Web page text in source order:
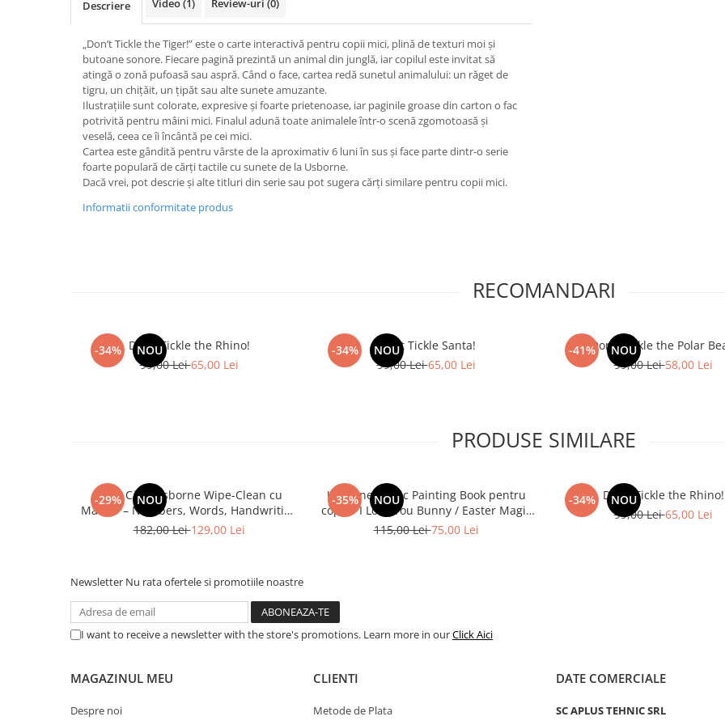
Descriere Video(1) Review-uri (0)
„Don’t Tickle the Tiger!” este o carte interactivă pentru copii mici, plină de texturi moi și
butoane sonore. Fiecare pagină prezintă un animal din junglă, iar copilul este invitat să
atingă o zonă pufoasă sau aspră. Când o face, cartea redă sunetul animalului: un răget de
tigru, un chițăit, un țipăt sau alte sunete amuzante.
Ilustrațiile sunt colorate, expresive și foarte prietenoase, iar paginile groase din carton o fac
potrivită pentru mâini mici. Finalul adună toate animalele într-o scenă zgomotoasă și
veselă, ceea ce îi încântă pe cei mici.
Cartea este gândită pentru vârste de la aproximativ 6 luni în sus și face parte dintr-o serie
foarte populară de cărți tactile cu sunete de la Usborne.
Dacă vrei, pot descrie și alte titluri din serie sau pot sugera cărți similare pentru copii mici.
Informatii conformitate produs
RECOMANDARI
-34% NOU
Don't Tickle the Rhino!
99,00 Lei65,00 Lei
-34% NOU
Don't Tickle Santa!
99,00 Lei65,00 Lei
-41% NOU
Don't Tickle the Polar
99,00 Lei58,00 Lei
PRODUSE SIMILARE
-29% NOU
Set 3 Cărți Usborne Wipe-Clean cu
Marker – Numbers, Words, Handwriting
pentru Copii
182,00 Lei129,00 Lei
-35% NOU
Usborne Magic Painting Book pentru
copii – I Love You Bunny / Easter Magic
Painting
115,00 Lei75,00 Lei
-34% NOU
Don't Tickle the Rhino!
99,00 Lei65,00 Lei
Newsletter Nu rata ofertele si promotiile noastre
I want to receive a newsletter with the store's promotions. Learn more in ourClick Aici
MAGAZINUL MEU
Despre noi
CLIENTI
Metode de Plata
DATE COMERCIALE
SC APLUS TEHNIC SRL